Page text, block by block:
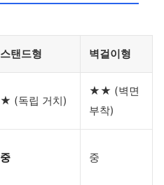
스탠드형 벽걸이형
★ (독립 거치)
★★ (벽면
부착)
중 중